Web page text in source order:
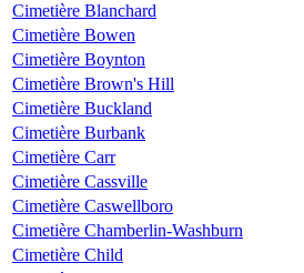
Cimetière Blanchard
Cimetière Bowen
Cimetière Boynton
Cimetière Brown's Hill
Cimetière Buckland
Cimetière Burbank
Cimetière Carr
Cimetière Cassville
Cimetière Caswellboro
Cimetière Chamberlin-Washburn
Cimetière Child